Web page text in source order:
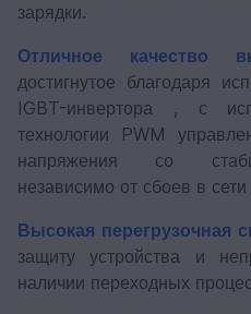
зарядки.
Отличное качество
достигнутое благодаря
IGBT-инвертора , с
технологии PWM
напряжения со
независимо от сбоев в
Высокая перегрузочная
защиту устройства и
наличии переходных